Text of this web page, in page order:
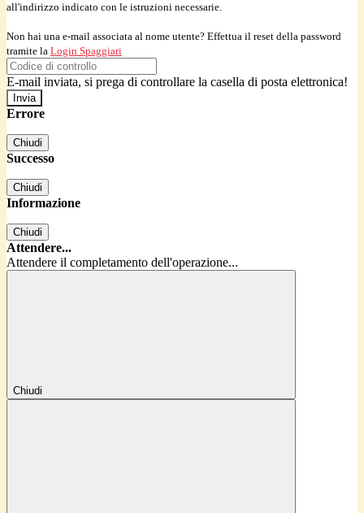
all'indirizzo indicato con le istruzioni necessarie.
Non hai una e-mail associata al nome utente? Effettua il reset della password
tramite la Login Spaggiari
E-mail inviata, si prega di controllare la casella di posta elettronica!
Errore
Chiudi
Successo
Chiudi
Informazione
Chiudi
Attendere...
Attendere il completamento dell'operazione...
Chiudi